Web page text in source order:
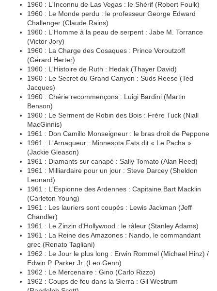
1960 : L'Inconnu de Las Vegas : le Shérif (Robert Foulk)
1960 : Le Monde perdu : le professeur George Edward
Challenger (Claude Rains)
1960 : L'Homme à la peau de serpent : Jabe M. Torrance
(Victor Jory)
1960 : La Charge des Cosaques : Prince Voroutzoff
(Gérard Herter)
1960 : L'Histoire de Ruth : Hedak (Thayer David)
1960 : Le Secret du Grand Canyon : Suds Reese (Ted
Jacques)
1960 : Chérie recommençons : Luigi Bardini (Martin
Benson)
1960 : Le Serment de Robin des Bois : Frère Tuck (Niall
MacGinnis)
1961 : Don Camillo Monseigneur : le bras droit de Peppone
1961 : L'Arnaqueur : Minnesota Fats dit « Le Pacha »
(Jackie Gleason)
1961 : Diamants sur canapé : Sally Tomato (Alan Reed)
1961 : Milliardaire pour un jour : Steve Darcey (Sheldon
Leonard)
1961 : L'Espionne des Ardennes : Capitaine Bart Macklin
(Carleton Young)
1961 : Les lauriers sont coupés : Lewis Jackman (Jeff
Chandler)
1961 : Le Zinzin d'Hollywood : le râleur (Stanley Adams)
1961 : La Reine des Amazones : Nando, le commandant
grec (Renato Tagliani)
1962 : Le Jour le plus long : Erwin Rommel (Michael Hinz) /
Edwin P. Parker Jr. (Leo Genn)
1962 : Le Mercenaire : Gino (Carlo Rizzo)
1962 : Coups de feu dans la Sierra : Gil Westrum